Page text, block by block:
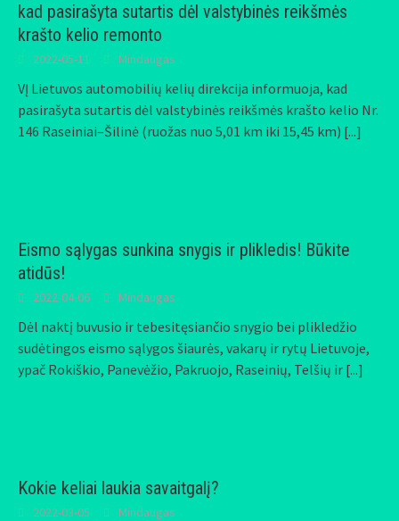
kad pasirašyta sutartis dėl valstybinės reikšmės
krašto kelio remonto
2022-05-11 Mindaugas
VĮ Lietuvos automobilių kelių direkcija informuoja, kad
pasirašyta sutartis dėl valstybinės reikšmės krašto kelio Nr.
146 Raseiniai–Šilinė (ruožas nuo 5,01 km iki 15,45 km) [...]
Eismo sąlygas sunkina snygis ir plikledis! Būkite
atidūs!
2022-04-06 Mindaugas
Dėl naktį buvusio ir tebesitęsiančio snygio bei plikledžio
sudėtingos eismo sąlygos šiaurės, vakarų ir rytų Lietuvoje,
ypač Rokiškio, Panevėžio, Pakruojo, Raseinių, Telšių ir [...]
Kokie keliai laukia savaitgalį?
2022-03-05 Mindaugas